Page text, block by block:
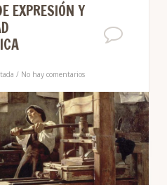
EXPRESIÓN Y
/ No hay comentarios